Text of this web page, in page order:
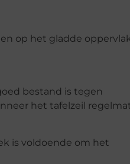
op het gladde
bestand is tegen
het tafelzeil
is voldoende om het